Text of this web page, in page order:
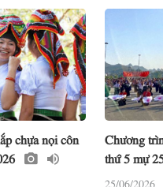
chựa nọi côn
Chương
thứ 5 mự
25/06/2026